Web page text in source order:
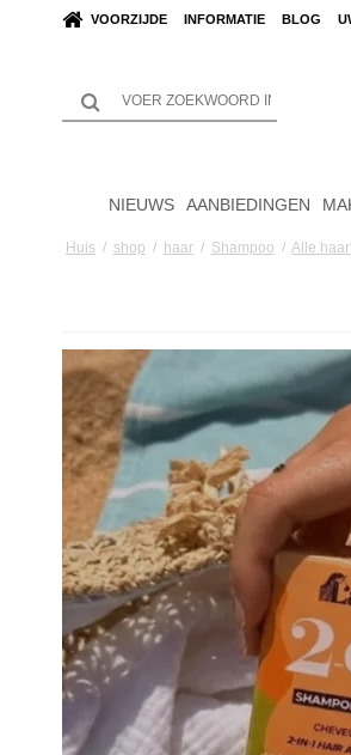
VOORZIJDE INFORMATIE BLOG
NIEUWS AANBIEDINGEN
Huis / shop / haar / Shampoo / Alle